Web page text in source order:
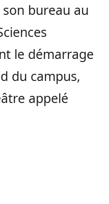
bureau au
le démarrage
du campus,
appelé